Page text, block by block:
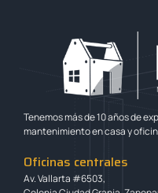
Tenemos más de 10 años de
mantenimiento en casa y
Oficinas centrales
Av. Vallarta #6503,